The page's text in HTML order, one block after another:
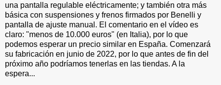
una pantalla regulable eléctricamente; y también otra más
básica con suspensiones y frenos firmados por Benelli y
pantalla de ajuste manual. El comentario en el vídeo es
claro: "menos de 10.000 euros" (en Italia), por lo que
podemos esperar un precio similar en España. Comenzará
su fabricación en junio de 2022, por lo que antes de fin del
próximo año podríamos tenerlas en las tiendas. A la
espera...